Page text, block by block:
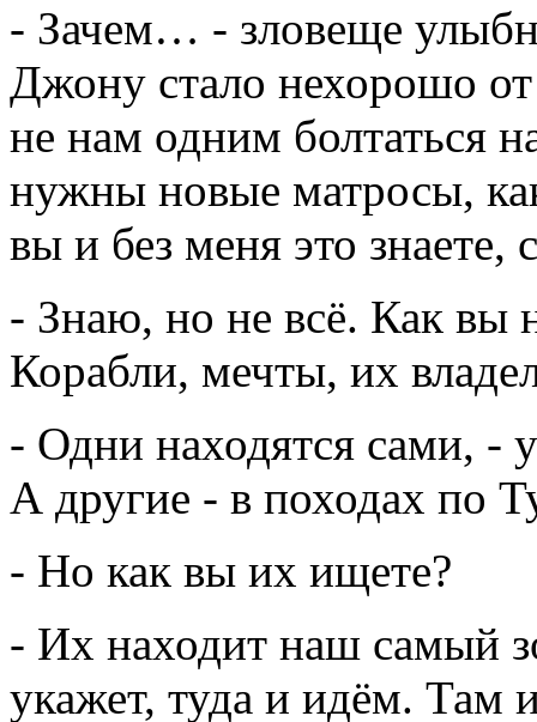
- Зачем… - зловеще
Джону стало нехорошо
не нам одним болтаться
нужны новые матросы,
вы и без меня это знаете,
- Знаю, но не всё. Как вы
Корабли, мечты, их
- Одни находятся сами, -
А другие - в походах по
- Но как вы их ищете?
- Их находит наш самый
укажет, туда и идём. Там